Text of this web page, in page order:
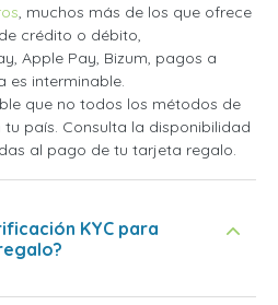
, muchos más de los que ofrece
crédito o débito,
Apple Pay, Bizum, pagos a
es interminable.
que no todos los métodos de
país. Consulta la disponibilidad
al pago de tu tarjeta regalo.
KYC para